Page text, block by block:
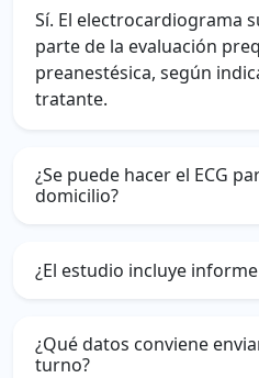
Sí. El electrocardiograma
parte de la evaluación
preanestésica, según
tratante.
¿Se puede hacer el ECG
domicilio?
¿El estudio incluye
¿Qué datos conviene
turno?